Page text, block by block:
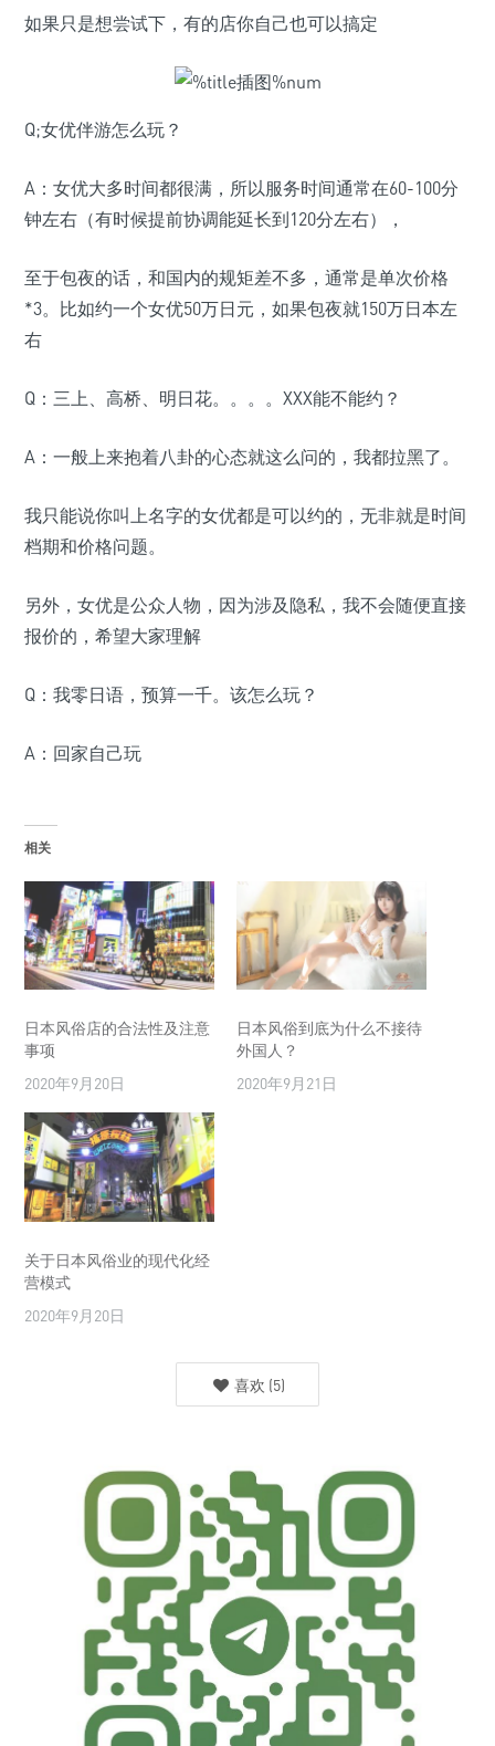
如果只是想尝试下，有的店你自己也可以搞定
Q;女优伴游怎么玩？
A：女优大多时间都很满，所以服务时间通常在60-100分
钟左右（有时候提前协调能延长到120分左右），
至于包夜的话，和国内的规矩差不多，通常是单次价格
*3。比如约一个女优50万日元，如果包夜就150万日本左
右
Q：三上、高桥、明日花。。。。XXX能不能约？
A：一般上来抱着八卦的心态就这么问的，我都拉黑了。
我只能说你叫上名字的女优都是可以约的，无非就是时间
档期和价格问题。
另外，女优是公众人物，因为涉及隐私，我不会随便直接
报价的，希望大家理解
Q：我零日语，预算一千。该怎么玩？
A：回家自己玩
相关
日本风俗店的合法性及注意
事项
2020年9月20日
日本风俗到底为什么不接待
外国人？
2020年9月21日
关于日本风俗业的现代化经
营模式
2020年9月20日
喜欢 (5)